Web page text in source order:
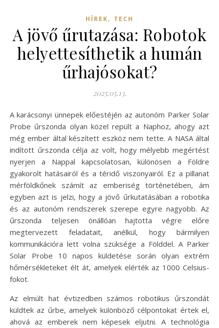
HÍREK, TECH
A jövő űrutazása: Robotok
helyettesíthetik a humán
űrhajósokat?
2025.05.13.
A karácsonyi ünnepek előestéjén az autonóm Parker Solar
Probe űrszonda olyan közel repült a Naphoz, ahogy azt
még ember által készített eszköz nem tette. A NASA által
indított űrszonda célja az volt, hogy mélyebb megértést
nyerjen a Nappal kapcsolatosan, különösen a Földre
gyakorolt hatásairól és a téridő viszonyairól. Ez a pillanat
mérföldkőnek számít az emberiség történetében, ám
egyben azt is jelzi, hogy a jövő űrkutatásában a robotika
és az autonóm rendszerek szerepe egyre nagyobb. Az
űrszonda teljesen önállóan hajtotta végre előre
megtervezett feladatait, anélkül, hogy bármilyen
kommunikációra lett volna szüksége a Földdel. A Parker
Solar Probe 10 napos küldetése során olyan extrém
hőmérsékleteket élt át, amelyek elérték az 1000 Celsius-
fokot.
Az elmúlt hat évtizedben számos robotikus űrszondát
küldtek az űrbe, amelyek különböző célpontokat értek el,
ahová az emberek nem képesek eljutni. A technológia